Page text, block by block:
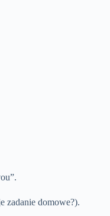
zadanie domowe?).